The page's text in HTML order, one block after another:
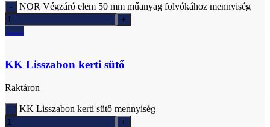
NOR Végzáró elem 50 mm műanyag folyókához mennyiség
Ajánlatkérés
KK Lisszabon kerti sütő
Raktáron
KK Lisszabon kerti sütő mennyiség